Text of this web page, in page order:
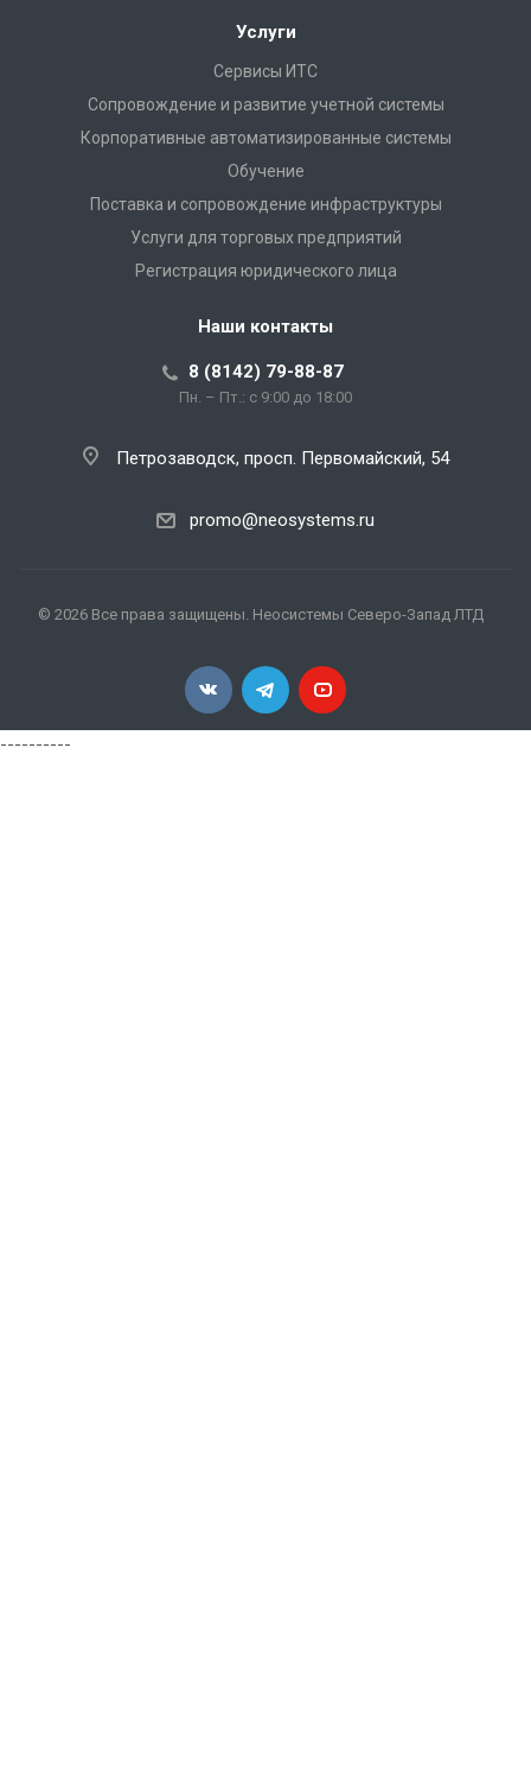
Услуги
Сервисы ИТС
Сопровождение и развитие учетной системы
Корпоративные автоматизированные системы
Обучение
Поставка и сопровождение инфраструктуры
Услуги для торговых предприятий
Регистрация юридического лица
Наши контакты
8 (8142) 79-88-87
Пн. – Пт.: с 9:00 до 18:00
Петрозаводск, просп. Первомайский, 54
promo@neosystems.ru
© 2026 Все права защищены. Неосистемы Северо-Запад ЛТД
----------